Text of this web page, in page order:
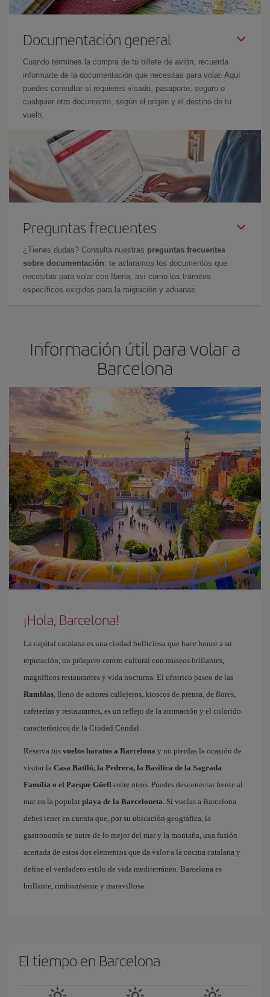
Documentación general
Cuando termines la compra de tu billete de avión, recuerda
informarte de la documentación que necesitas para volar. Aquí
puedes consultar si requieres visado, pasaporte, seguro o
cualquier otro documento, según el origen y el destino de tu
vuelo.
Preguntas frecuentes
¿Tienes dudas? Consulta nuestras preguntas frecuentes
sobre documentación: te aclaramos los documentos que
necesitas para volar con Iberia, así como los trámites
específicos exigidos para la migración y aduanas.
Información útil para volar a
Barcelona
¡Hola, Barcelona!
La capital catalana es una ciudad bulliciosa que hace honor a su
reputación, un próspero centro cultural con museos brillantes,
magníficos restaurantes y vida nocturna. El céntrico paseo de las
Ramblas, lleno de actores callejeros, kioscos de prensa, de flores,
cafeterías y restaurantes, es un reflejo de la animación y el colorido
característicos de la Ciudad Condal.
Reserva tus vuelos baratos a Barcelona y no pierdas la ocasión de
visitar la Casa Batlló, la Pedrera, la Basílica de la Sagrada
Familia o el Parque Güell entre otros. Puedes desconectar frente al
mar en la popular playa de la Barceloneta. Si vuelas a Barcelona
debes tener en cuenta que, por su ubicación geográfica, la
gastronomía se nutre de lo mejor del mar y la montaña, una fusión
acertada de estos dos elementos que da valor a la cocina catalana y
define el verdadero estilo de vida mediterráneo. Barcelona es
brillante, rimbombante y maravillosa.
El tiempo en Barcelona